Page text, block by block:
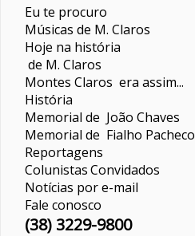
Eu te procuro
Músicas de M. Claros
Hoje na história
de M. Claros
Montes Claros era assim...
História
Memorial de João Chaves
Memorial de Fialho Pacheco
Reportagens
ColunistasConvidados
Notícias por e-mail
Fale conosco
(38) 3229-9800